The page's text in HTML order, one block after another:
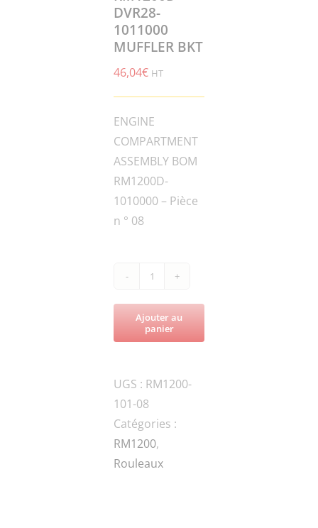
DVR28-
1011000
MUFFLER BKT
46,04€ HT
ENGINE
COMPARTMENT
ASSEMBLY BOM
RM1200D-
1010000 – Pièce
n ° 08
de
RM1200D-
DVR28-
MUFFLER
Ajouter au
panier
UGS : RM1200-
101-08
Catégories :
RM1200,
Rouleaux